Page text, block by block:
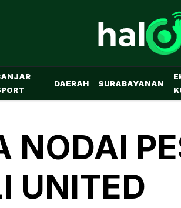
DAERAH SURABAYANAN
NODAI
UNITED